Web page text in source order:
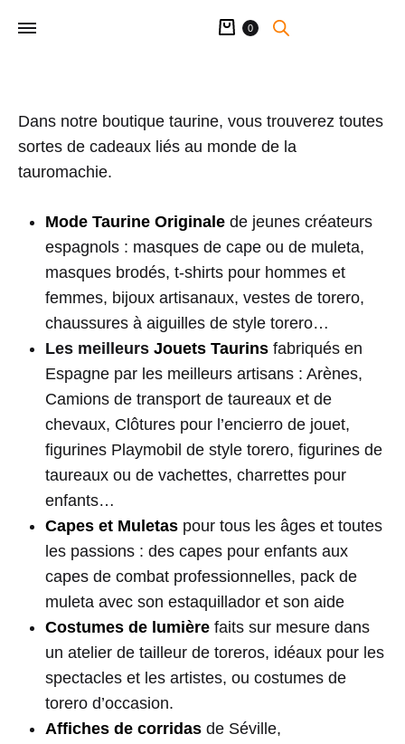
Panier
0
Dans notre boutique taurine, vous trouverez toutes
sortes de cadeaux liés au monde de la
tauromachie.
Mode Taurine Originale de jeunes créateurs
espagnols : masques de cape ou de muleta,
masques brodés, t-shirts pour hommes et
femmes, bijoux artisanaux, vestes de torero,
chaussures à aiguilles de style torero…
Les meilleurs Jouets Taurins fabriqués en
Espagne par les meilleurs artisans : Arènes,
Camions de transport de taureaux et de
chevaux, Clôtures pour l’encierro de jouet,
figurines Playmobil de style torero, figurines de
taureaux ou de vachettes, charrettes pour
enfants…
Capes et Muletas pour tous les âges et toutes
les passions : des capes pour enfants aux
capes de combat professionnelles, pack de
muleta avec son estaquillador et son aide
Costumes de lumière faits sur mesure dans
un atelier de tailleur de toreros, idéaux pour les
spectacles et les artistes, ou costumes de
torero d’occasion.
Affiches de corridas de Séville,